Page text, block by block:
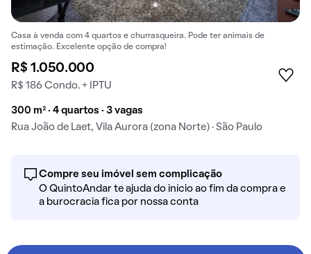
Casa à venda com 4 quartos e churrasqueira. Pode ter animais de
estimação. Excelente opção de compra!
R$ 1.050.000
R$ 186 Condo. + IPTU
300 m² · 4 quartos · 3 vagas
Rua João de Laet, Vila Aurora (zona Norte) · São Paulo
Compre seu imóvel sem complicação
O QuintoAndar te ajuda do início ao fim da compra e
a burocracia fica por nossa conta